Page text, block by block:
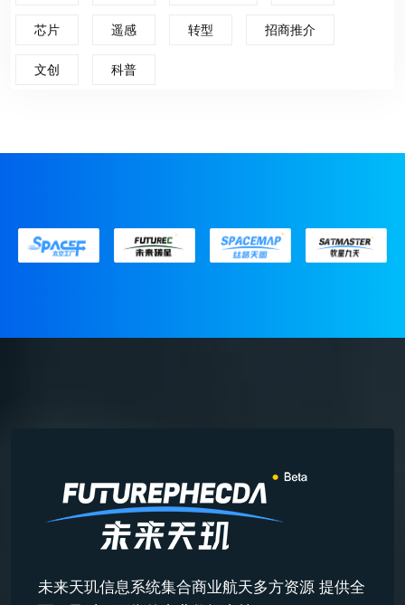
芯片 遥感 转型 招商推介
文创 科普
未来天玑信息系统集合商业航天多方资源 提供全